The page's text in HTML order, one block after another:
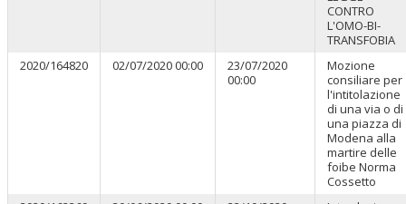
CONTRO
L'OMO-BI-
TRANSFOBIA
2020/164820
02/07/2020 00:00
23/07/2020
00:00
Mozione
consiliare per
l'intitolazione
di una via o di
una piazza di
Modena alla
martire delle
foibe Norma
Cossetto